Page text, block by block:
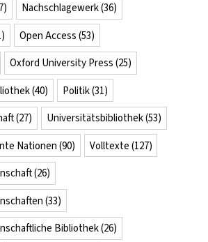
Nachschlagewerk(36)
Open Access (53)
Oxford University Press (25)
(40) Politik(31)
(27) Universitätsbibliothek(53)
Nationen (90) Volltexte (127)
(26)
(33)
Bibliothek(26)